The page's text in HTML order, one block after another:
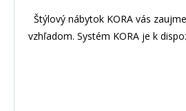
Štýlový nábytok KORA vás
vzhľadom. Systém KORA je k